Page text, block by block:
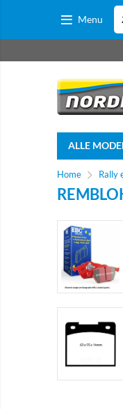
Menu
ALLE
Home Rally